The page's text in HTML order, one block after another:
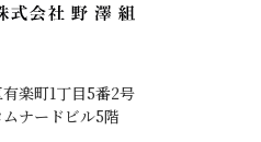
楽町1丁目5番2号
ナードビル5階